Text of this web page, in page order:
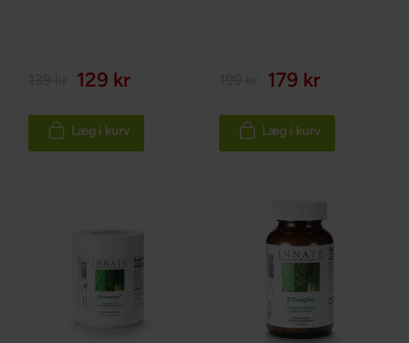
129 kr
Læg i kurv
179 kr
Læg i kurv